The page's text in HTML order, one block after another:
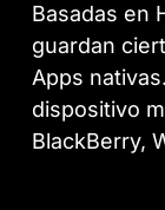
Basadas en
guardan
Apps
dispositivo
BlackBerry,